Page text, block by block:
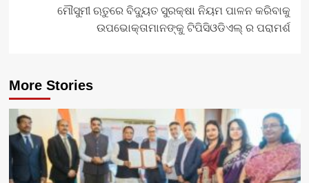
ମୌସୁମୀ ଋତୁରେ ବିଦ୍ୟୁତ ସୁରକ୍ଷା ନିୟମ ପାଳନ କରିବାକୁ
ଉପଭୋକ୍ତାମାନଙ୍କୁ ଟିପିସିଓଡିଏଲ୍ ର ପରାମର୍ଶ
More Stories